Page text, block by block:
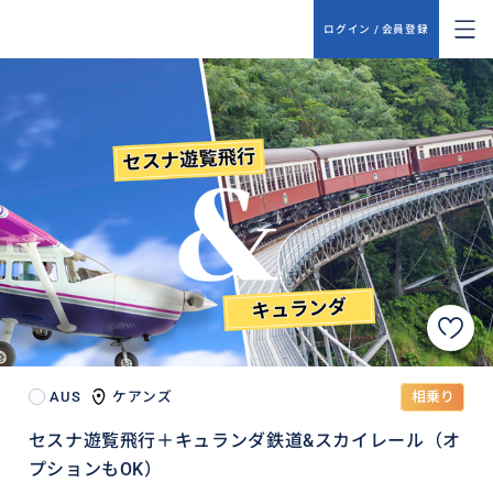
ログイン / 会員登録
AUS ケアンズ 相乗り
セスナ遊覧飛行＋キュランダ鉄道&スカイレール（オ
プションもOK）